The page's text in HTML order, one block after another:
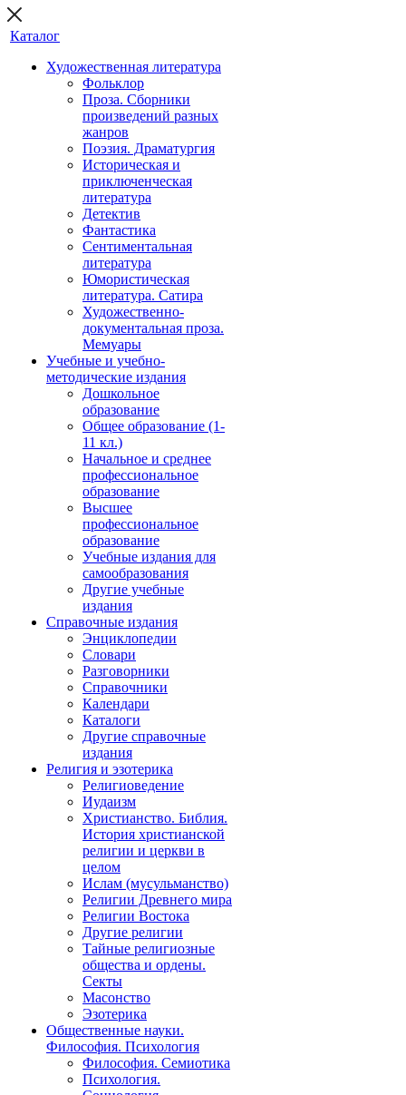
Каталог
Художественная литература
Фольклор
Проза. Сборники
произведений разных
жанров
Поэзия. Драматургия
Историческая и
приключенческая
литература
Детектив
Фантастика
Сентиментальная
литература
Юмористическая
литература. Сатира
Художественно-
документальная проза.
Мемуары
Учебные и учебно-
методические издания
Дошкольное
образование
Общее образование (1-
11 кл.)
Начальное и среднее
профессиональное
образование
Высшее
профессиональное
образование
Учебные издания для
самообразования
Другие учебные
издания
Справочные издания
Энциклопедии
Словари
Разговорники
Справочники
Календари
Каталоги
Другие справочные
издания
Религия и эзотерика
Религиоведение
Иудаизм
Христианство. Библия.
История христианской
религии и церкви в
целом
Ислам (мусульманство)
Религии Древнего мира
Религии Востока
Другие религии
Тайные религиозные
общества и ордены.
Секты
Масонство
Эзотерика
Общественные науки.
Философия. Психология
Философия. Семиотика
Психология.